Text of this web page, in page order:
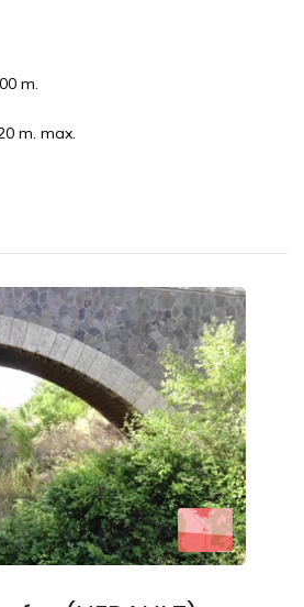
m.
m. max.